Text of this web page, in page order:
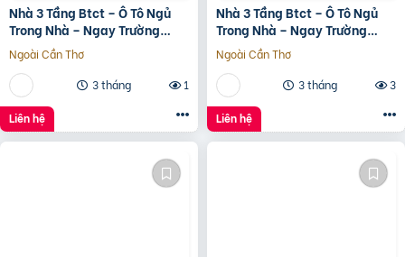
Nhà 3 Tầng Btct – Ô Tô Ngủ
Trong Nhà – Ngay Trường
Chinh
Ngoài Cần Thơ
3 tháng
1
Liên hệ
Nhà 3 Tầng Btct – Ô Tô Ngủ
Trong Nhà – Ngay Trường
Chinh
Ngoài Cần Thơ
3 tháng
3
Liên hệ